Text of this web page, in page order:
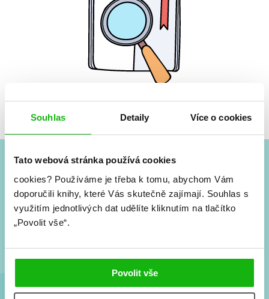
Souhlas Detaily Více o cookies
Tato webová stránka používá cookies
cookies? Používáme je třeba k tomu, abychom Vám
doporučili knihy, které Vás skutečně zajímají. Souhlas s
využitím jednotlivých dat udělíte kliknutím na tlačítko
„Povolit vše“.
Povolit vše
#HumbookNews
Vše kolem #youngadult každý měsíc rovnou do mailu!
Nové knihy, co se chystá, kvízy, soutěže, autoři, filmové